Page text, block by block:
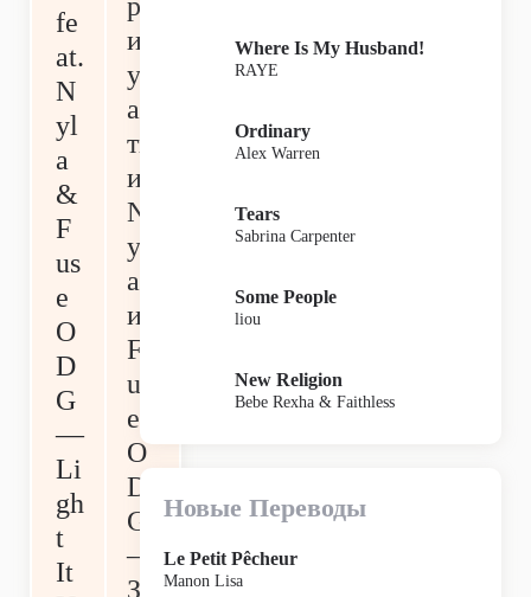
fe
at.
N
yl
a
&
F
us
e
O
D
G
—
Li
gh
t
It
и
уч
ас
ти
и
N
yl
a
и
F
us
e
O
D
G
—
За
Where Is My Husband!
RAYE
Ordinary
Alex Warren
Tears
Sabrina Carpenter
Some People
liou
New Religion
Bebe Rexha & Faithless
Новые Переводы
Le Petit Pêcheur
Manon Lisa